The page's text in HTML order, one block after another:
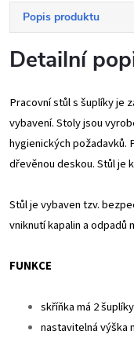
Popis produktu
Detailní
Pracovní stůl s šuplíky je
vybavení. Stoly jsou
hygienických požadavků.
dřevěnou deskou. Stůl je
Stůl je vybaven tzv.
vniknutí kapalin a odpadů
FUNKCE
skříňka má 2 šuplíky
nastavitelná výška